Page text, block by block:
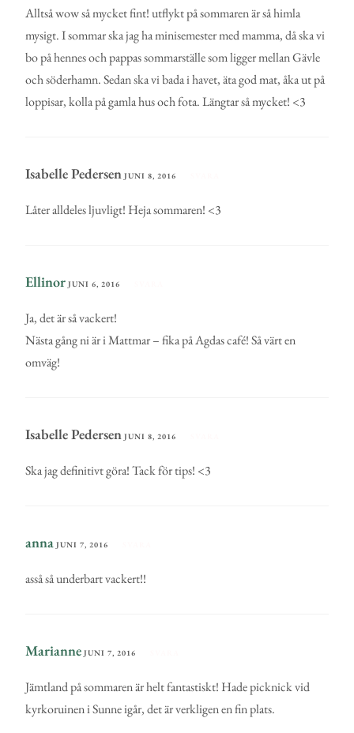
Alltså wow så mycket fint! utflykt på sommaren är så himla
mysigt. I sommar ska jag ha minisemester med mamma, då ska vi
bo på hennes och pappas sommarställe som ligger mellan Gävle
och söderhamn. Sedan ska vi bada i havet, äta god mat, åka ut på
loppisar, kolla på gamla hus och fota. Längtar så mycket! <3
Isabelle Pedersen JUNI 8, 2016
Låter alldeles ljuvligt! Heja sommaren! <3
Ellinor JUNI 6, 2016
Ja, det är så vackert!
Nästa gång ni är i Mattmar – fika på Agdas café! Så värt en
omväg!
Isabelle Pedersen JUNI 8, 2016
Ska jag definitivt göra! Tack för tips! <3
anna JUNI 7, 2016
asså så underbart vackert!!
Marianne JUNI 7, 2016
Jämtland på sommaren är helt fantastiskt! Hade picknick vid
kyrkoruinen i Sunne igår, det är verkligen en fin plats.